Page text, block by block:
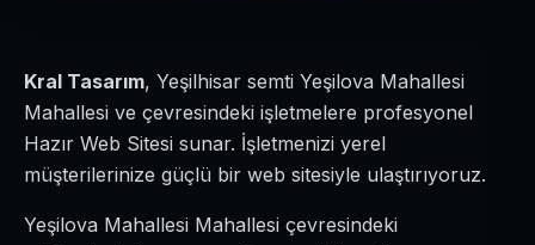
Kral Tasarım, Yeşilhisar semti Yeşilova Mahallesi
Mahallesi ve çevresindeki işletmelere profesyonel
Hazır Web Sitesi sunar. İşletmenizi yerel
müşterilerinize güçlü bir web sitesiyle ulaştırıyoruz.
Yeşilova Mahallesi Mahallesi çevresindeki